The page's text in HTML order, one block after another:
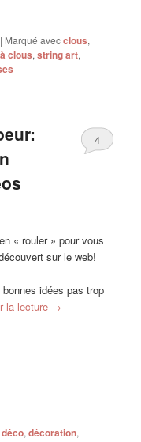
| Marqué avecclous,
clous,string art,
4
« rouler » pour vous
sur le web!
idées pas trop
la lecture →
déco,décoration,